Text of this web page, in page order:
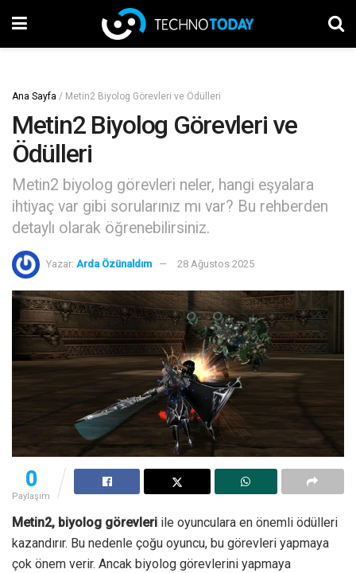
Ana Sayfa / Metin2 Biyolog Görevleri ve Ödülleri
Metin2 Biyolog Görevleri ve
Ödülleri
Metin2 biyolog görevleri neler, hangi eşyalara
ihtiyaç var gibi sorularınız mı var? Bu rehberden
detaylı olarak öğrenebilirsiniz.
Yazar: Arda Özünaldım 28 Ağustos 2025
0
Paylaşım
Metin2, biyolog görevleri ile oyunculara en önemli ödülleri
kazandırır. Bu nedenle çoğu oyuncu, bu görevleri yapmaya
çok önem verir. Ancak biyolog görevlerini yapmaya